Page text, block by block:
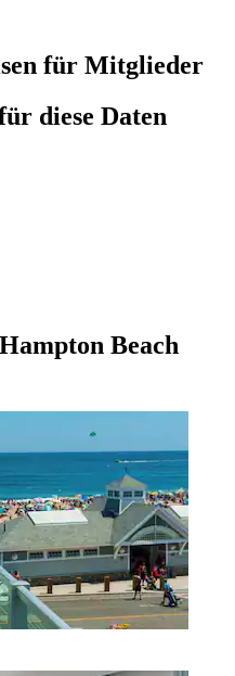
für Mitglieder
diese Daten
Beach